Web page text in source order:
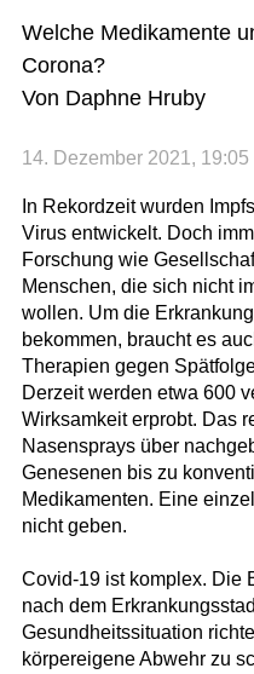
Welche Medikamente
Corona?
Von Daphne Hruby
14. Dezember 2021, 19:05
In Rekordzeit wurden
Virus entwickelt. Doch
Forschung wie
Menschen, die sich nicht
wollen. Um die
bekommen, braucht es
Therapien gegen
Derzeit werden etwa 600
Wirksamkeit erprobt. Das
Nasensprays über
Genesenen bis zu
Medikamenten. Eine
nicht geben.
Covid-19 ist komplex. Die
nach dem
Gesundheitssituation
körpereigene Abwehr zu